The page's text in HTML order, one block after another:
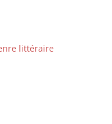
littéraire